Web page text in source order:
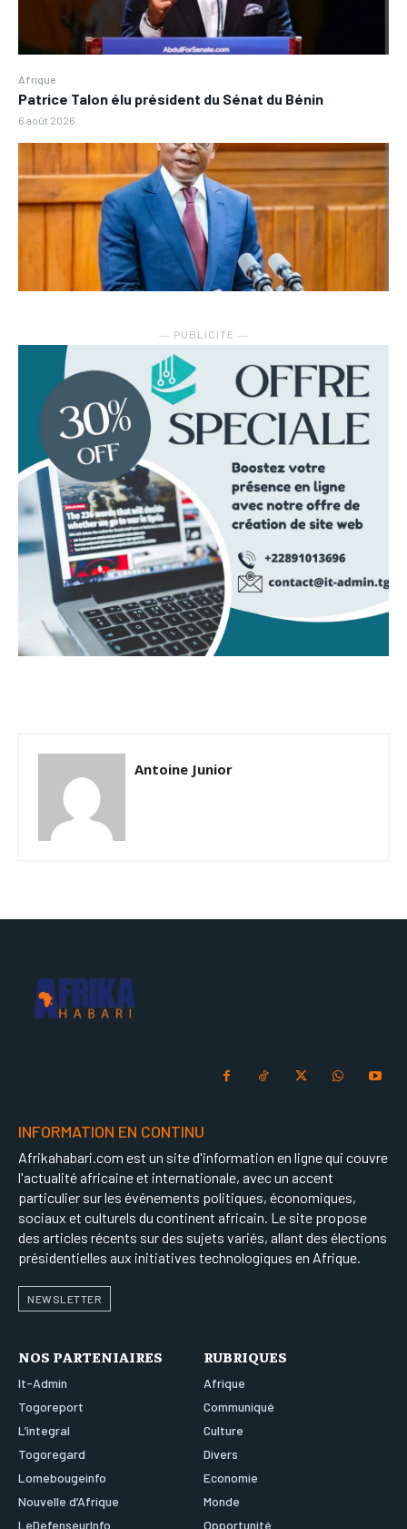
Afrique
Patrice Talon élu président du Sénat du Bénin
6 août 2026
― PUBLICITE ―
Antoine Junior
INFORMATION EN CONTINU
Afrikahabari.com est un site d'information en ligne qui couvre
l'actualité africaine et internationale, avec un accent
particulier sur les événements politiques, économiques,
sociaux et culturels du continent africain. Le site propose
des articles récents sur des sujets variés, allant des élections
présidentielles aux initiatives technologiques en Afrique.
NEWSLETTER
NOS PARTENIAIRES
It-Admin
Togoreport
L’integral
Togoregard
Lomebougeinfo
Nouvelle d’Afrique
LeDefenseurInfo
RUBRIQUES
Afrique
Communiqué
Culture
Divers
Economie
Monde
Opportunité